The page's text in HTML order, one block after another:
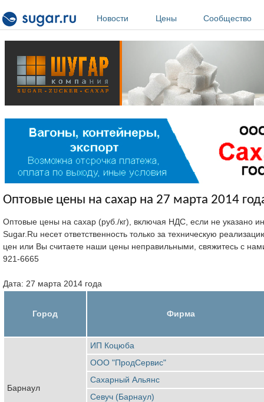
Новости
Цены Сообщество
Оптовые цены на сахар на 27 марта 2014
Оптовые цены на сахар (руб./кг), включая НДС, если не указано
Sugar.Ru несет ответственность только за техническую
цен или Вы считаете наши цены неправильными, свяжитесь с
921-6665
Дата: 27 марта 2014 года
Город Фирма
Барнаул
ИП Коцюба
ООО "ПродСервис"
Сахарный Альянс
Севуч (Барнаул)